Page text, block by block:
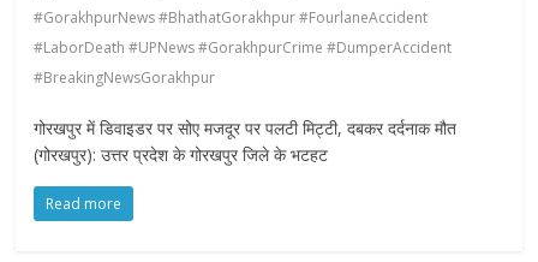
#GorakhpurNews #BhathatGorakhpur #FourlaneAccident
#LaborDeath #UPNews #GorakhpurCrime #DumperAccident
#BreakingNewsGorakhpur
गोरखपुर में डिवाइडर पर सोए मजदूर पर पलटी मिट्टी, दबकर दर्दनाक मौत
(गोरखपुर): उत्तर प्रदेश के गोरखपुर जिले के भटहट
Read more